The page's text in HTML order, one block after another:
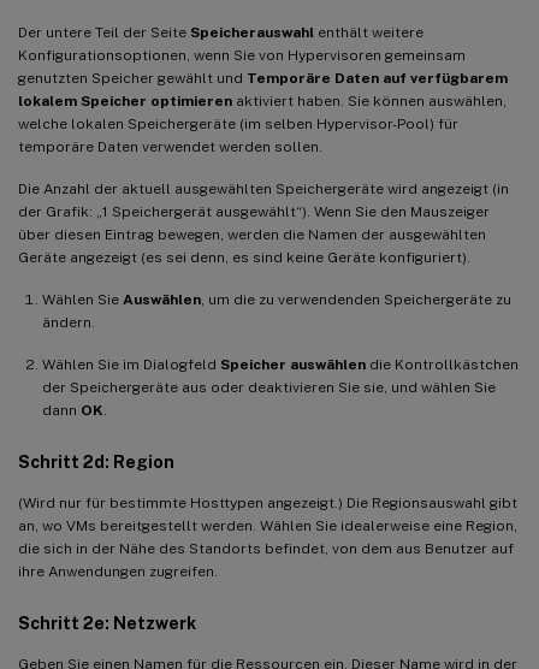
Der untere Teil der Seite Speicherauswahl enthält weitere
Konfigurationsoptionen, wenn Sie von Hypervisoren gemeinsam
genutzten Speicher gewählt und Temporäre Daten auf verfügbarem
lokalem Speicher optimieren aktiviert haben. Sie können auswählen,
welche lokalen Speichergeräte (im selben Hypervisor-Pool) für
temporäre Daten verwendet werden sollen.
Die Anzahl der aktuell ausgewählten Speichergeräte wird angezeigt (in
der Grafik: „1 Speichergerät ausgewählt“). Wenn Sie den Mauszeiger
über diesen Eintrag bewegen, werden die Namen der ausgewählten
Geräte angezeigt (es sei denn, es sind keine Geräte konfiguriert).
Wählen Sie Auswählen , um die zu verwendenden Speichergeräte zu
ändern.
Wählen Sie im Dialogfeld Speicher auswählen die Kontrollkästchen
der Speichergeräte aus oder deaktivieren Sie sie, und wählen Sie
dann OK
Schritt 2d: Region
(Wird nur für bestimmte Hosttypen angezeigt.) Die Regionsauswahl gibt
an, wo VMs bereitgestellt werden. Wählen Sie idealerweise eine Region,
die sich in der Nähe des Standorts befindet, von dem aus Benutzer auf
ihre Anwendungen zugreifen.
Schritt 2e: Netzwerk
Geben Sie einen Namen für die Ressourcen ein. Dieser Name wird in der